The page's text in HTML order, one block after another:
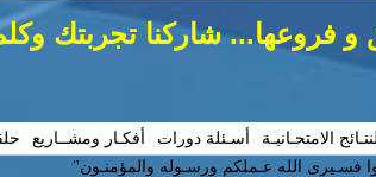
فروعها... شاركنا تجربتك
النتـائج الامتحـانيـة أسـئلة دورات أفكـار ومشــاريع
فسـيرى الله عـملكم ورسـوله والمؤمنـون"